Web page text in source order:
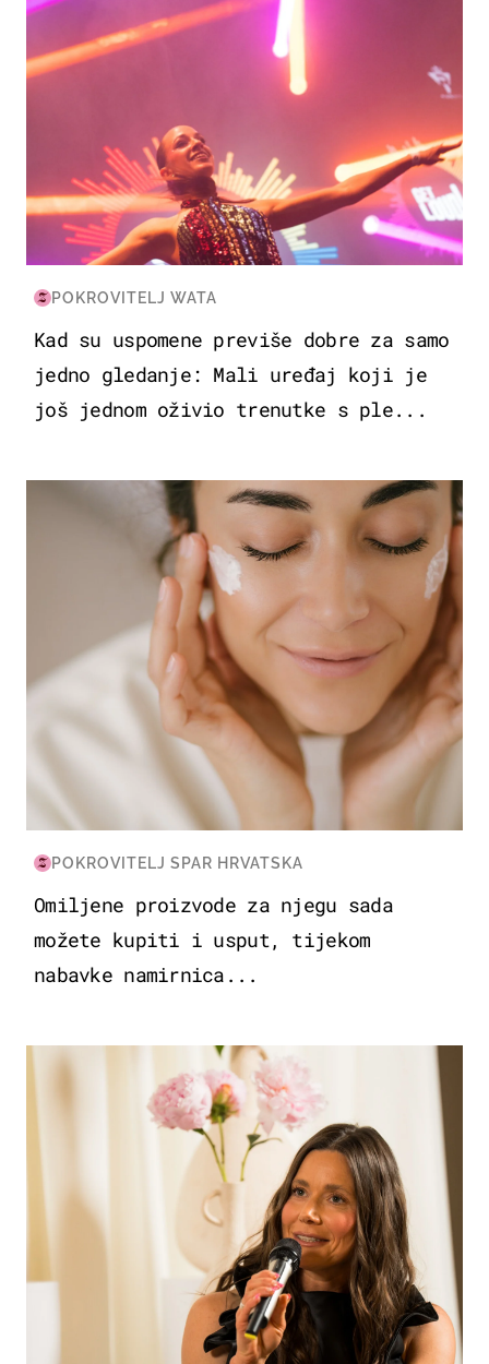
POKROVITELJ WATA
Kad su uspomene previše dobre za samo
jedno gledanje: Mali uređaj koji je
još jednom oživio trenutke s ple...
MODA & LJEPOTA
POKROVITELJ SPAR HRVATSKA
Omiljene proizvode za njegu sada
možete kupiti i usput, tijekom
nabavke namirnica...
MODA & LJEPOTA